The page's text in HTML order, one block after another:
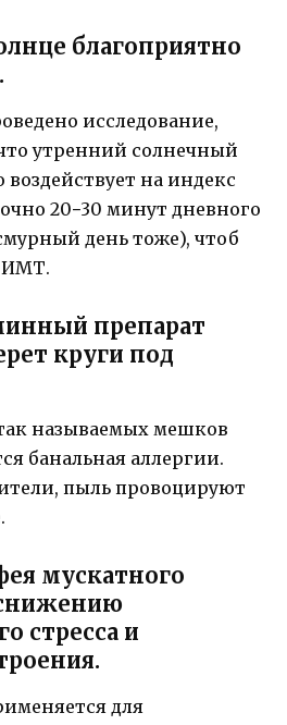
благоприятно
исследование,
утренний солнечный
на индекс
20−30 минут дневного
день тоже), чтоб
ИМТ.
препарат
круги под
называемых мешков
банальная аллергии.
пыль провоцируют
мускатного
стресса и
для